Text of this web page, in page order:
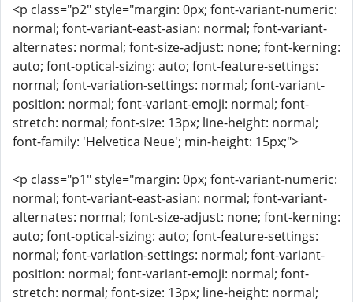
<p class="p2" style="margin: 0px; font-variant-numeric:
normal; font-variant-east-asian: normal; font-variant-
alternates: normal; font-size-adjust: none; font-kerning:
auto; font-optical-sizing: auto; font-feature-settings:
normal; font-variation-settings: normal; font-variant-
position: normal; font-variant-emoji: normal; font-
stretch: normal; font-size: 13px; line-height: normal;
font-family: 'Helvetica Neue'; min-height: 15px;">
<p class="p1" style="margin: 0px; font-variant-numeric:
normal; font-variant-east-asian: normal; font-variant-
alternates: normal; font-size-adjust: none; font-kerning:
auto; font-optical-sizing: auto; font-feature-settings:
normal; font-variation-settings: normal; font-variant-
position: normal; font-variant-emoji: normal; font-
stretch: normal; font-size: 13px; line-height: normal;